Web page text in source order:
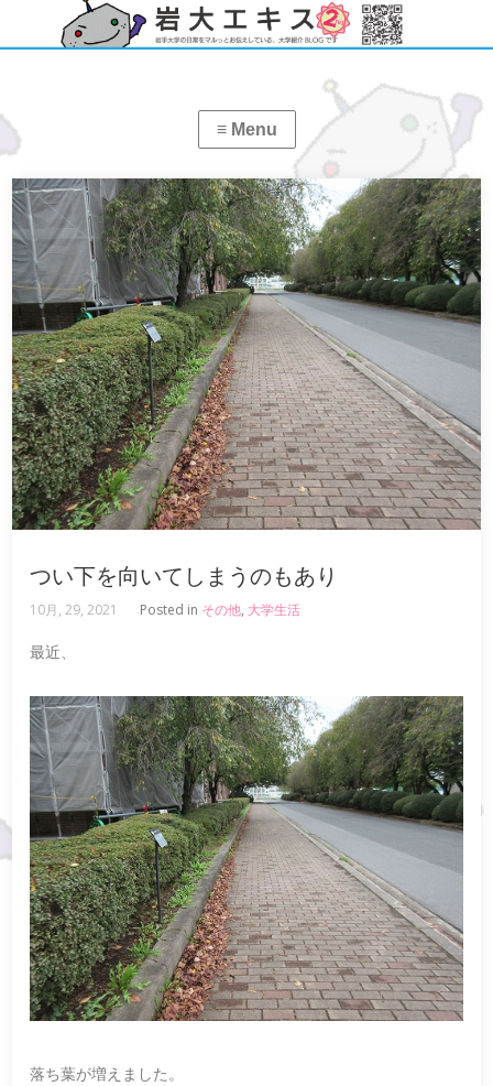
つい下を向いてしまうのもあり
10月, 29, 2021 Posted in その他, 大学生活
最近、
落ち葉が増えました。